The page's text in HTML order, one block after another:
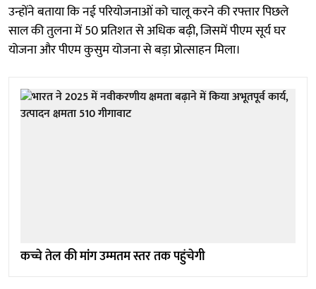
उन्होंने बताया कि नई परियोजनाओं को चालू करने की रफ्तार पिछले
साल की तुलना में 50 प्रतिशत से अधिक बढ़ी, जिसमें पीएम सूर्य घर
योजना और पीएम कुसुम योजना से बड़ा प्रोत्साहन मिला।
कच्चे तेल की मांग उम्मतम स्तर तक पहुंचेगी